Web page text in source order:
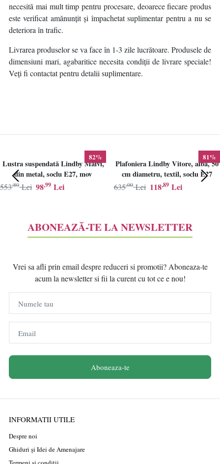
necesită mai mult timp pentru procesare, deoarece fiecare produs
este verificat amănunțit și împachetat suplimentar pentru a nu se
deteriora în trafic.
Livrarea produselor se va face în 1-3 zile lucrătoare. Produsele de
dimensiuni mari, agabaritice necesita condiții de livrare speciale!
Veți fi contactat pentru detalii suplimentare.
82%
Lustra suspendată Lindby Maivi,
din metal, soclu E27, mov
98,99 Lei
553,80 Lei
81%
Plafoniera Lindby Vitore, alba, 50
cm diametru, textil, soclu E27
118,89 Lei
635,00 Lei
ABONEAZĂ-TE LA NEWSLETTER
Vrei sa afli prin email despre reduceri si promotii? Aboneaza-te
acum la newsletter si fii la curent cu tot ce e nou!
Numele tau
Email
Aboneaza-te
INFORMATII UTILE
Despre noi
Ghiduri și Idei de Amenajare